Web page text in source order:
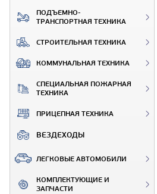
ПОДЪЕМНО-
ТРАНСПОРТНАЯ ТЕХНИКА
СТРОИТЕЛЬНАЯ ТЕХНИКА
КОММУНАЛЬНАЯ ТЕХНИКА
СПЕЦИАЛЬНАЯ ПОЖАРНАЯ
ТЕХНИКА
ПРИЦЕПНАЯ ТЕХНИКА
ВЕЗДЕХОДЫ
ЛЕГКОВЫЕ АВТОМОБИЛИ
КОМПЛЕКТУЮЩИЕ И
ЗАПЧАСТИ